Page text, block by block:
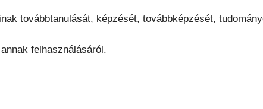
továbbtanulását, képzését, továbbképzését,
felhasználásáról.